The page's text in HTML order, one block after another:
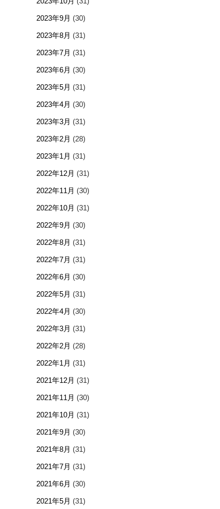
2023年9月 (30)
2023年8月 (31)
2023年7月 (31)
2023年6月 (30)
2023年5月 (31)
2023年4月 (30)
2023年3月 (31)
2023年2月 (28)
2023年1月 (31)
2022年12月 (31)
2022年11月 (30)
2022年10月 (31)
2022年9月 (30)
2022年8月 (31)
2022年7月 (31)
2022年6月 (30)
2022年5月 (31)
2022年4月 (30)
2022年3月 (31)
2022年2月 (28)
2022年1月 (31)
2021年12月 (31)
2021年11月 (30)
2021年10月 (31)
2021年9月 (30)
2021年8月 (31)
2021年7月 (31)
2021年6月 (30)
2021年5月 (31)